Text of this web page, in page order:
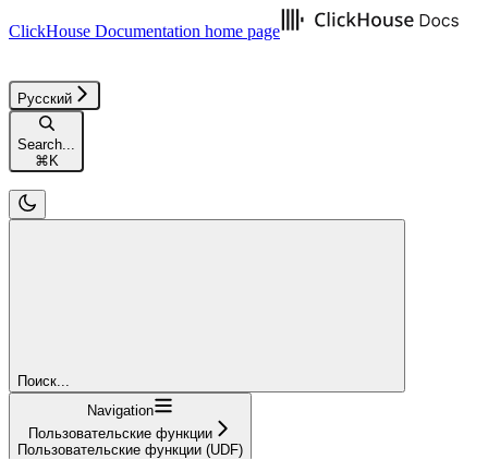
ClickHouse Documentation home page
Русский
Search...
⌘K
Поиск...
Navigation
Пользовательские функции
Пользовательские функции (UDF)